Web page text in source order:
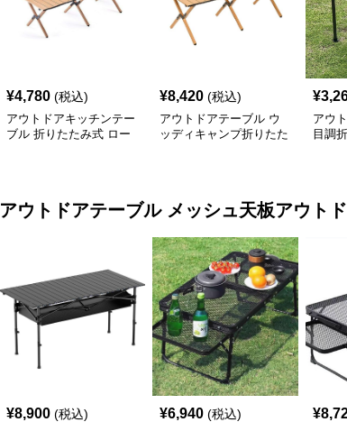
¥4,780 (税込)
アウトドアキッチンテー
ブル 折りたたみ式 ロー
¥8,420 (税込)
アウトドアテーブル ウ
ッディキャンプ折りたた
¥
アウ
目調
アウトドアテーブル メッシュ天板アウト
¥8,900 (税込) ¥6,940 (税込) ¥